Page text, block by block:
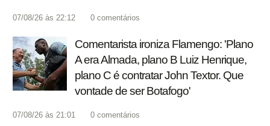
07/08/26 às 22:12 0 comentários
Comentarista ironiza Flamengo: 'Plano
A era Almada, plano B Luiz Henrique,
plano C é contratar John Textor. Que
vontade de ser Botafogo'
07/08/26 às 21:01 0 comentários